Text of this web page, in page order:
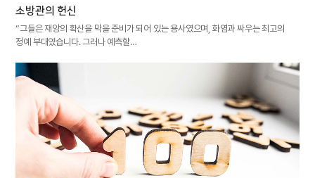
소방관의 헌신
“그들은 재앙의 확산을 막을 준비가 되어 있는 용사였으며, 화염과 싸우는 최고의
정예 부대였습니다. 그러나 예측할…